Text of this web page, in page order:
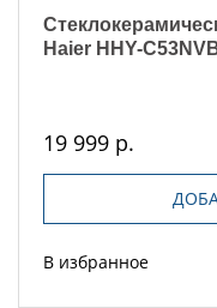
Haier HHY-
19 999 р.
В избранное